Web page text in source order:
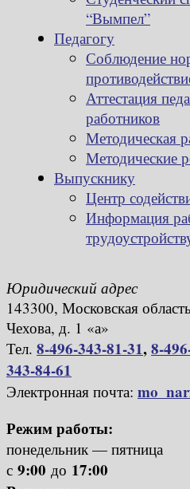
“Вымпел”
Педагогу
Соблюдение
Аттестация
работников
Методическая
Методические
Выпускнику
Центр
Информация
Юридический адрес
143300, Московская
Чехова, д. 1 «а»
Тел. 8-496-343-81-31,8-
343-84-61
Электронная почта:
Режим работы:
понедельник — пятница
с 9:00 до 17:00